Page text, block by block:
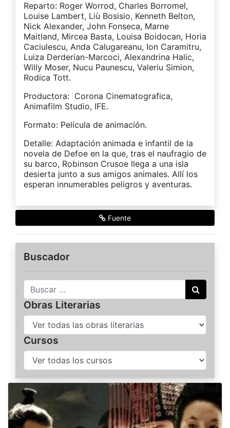
Reparto: Roger Worrod, Charles Borromel,
Louise Lambert, Liù Bosisio, Kenneth Belton,
Nick Alexander, John Fonseca, Marne
Maitland, Mircea Basta, Louisa Boidocan, Horia
Caciulescu, Anda Calugareanu, Ion Caramitru,
Luiza Derderian-Marcoci, Alexandrina Halic,
Willy Moser, Nucu Paunescu, Valeriu Simion,
Rodica Tott.
Productora: Corona Cinematografica,
Animafilm Studio, IFE.
Formato: Película de animación.
Detalle: Adaptación animada e infantil de la
novela de Defoe en la que, tras el naufragio de
su barco, Robinson Crusoe llega a una isla
desierta junto a sus amigos animales. Allí los
esperan innumerables peligros y aventuras.
Fuente
Buscador
Buscar
Obras Literarias
Cursos